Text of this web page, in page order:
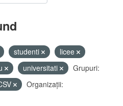
studenti
licee
universitati
Grupuri:
Organizații: